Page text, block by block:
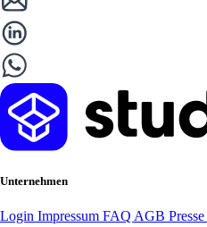
Unternehmen
Login Impressum FAQ AGB Presse